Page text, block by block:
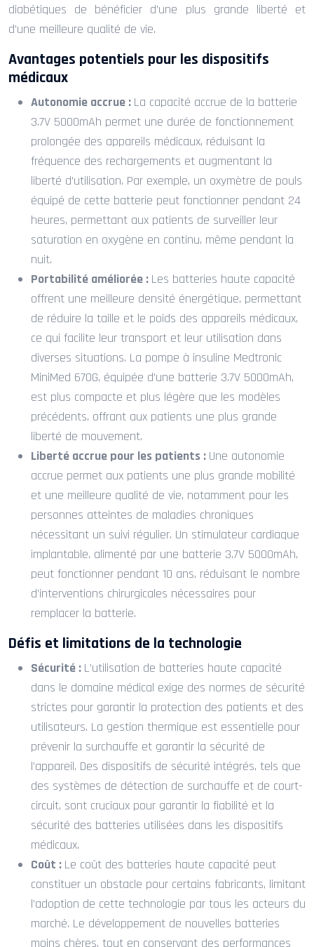
diabétiques de bénéficier d’une plus grande liberté et
d’une meilleure qualité de vie.
Avantages potentiels pour les dispositifs
médicaux
Autonomie accrue : La capacité accrue de la batterie
3.7V 5000mAh permet une durée de fonctionnement
prolongée des appareils médicaux, réduisant la
fréquence des rechargements et augmentant la
liberté d’utilisation. Par exemple, un oxymètre de pouls
équipé de cette batterie peut fonctionner pendant 24
heures, permettant aux patients de surveiller leur
saturation en oxygène en continu, même pendant la
nuit.
Portabilité améliorée : Les batteries haute capacité
offrent une meilleure densité énergétique, permettant
de réduire la taille et le poids des appareils médicaux,
ce qui facilite leur transport et leur utilisation dans
diverses situations. La pompe à insuline Medtronic
MiniMed 670G, équipée d’une batterie 3.7V 5000mAh,
est plus compacte et plus légère que les modèles
précédents, offrant aux patients une plus grande
liberté de mouvement.
Liberté accrue pour les patients : Une autonomie
accrue permet aux patients une plus grande mobilité
et une meilleure qualité de vie, notamment pour les
personnes atteintes de maladies chroniques
nécessitant un suivi régulier. Un stimulateur cardiaque
implantable, alimenté par une batterie 3.7V 5000mAh,
peut fonctionner pendant 10 ans, réduisant le nombre
d’interventions chirurgicales nécessaires pour
remplacer la batterie.
Défis et limitations de la technologie
Sécurité : L’utilisation de batteries haute capacité
dans le domaine médical exige des normes de sécurité
strictes pour garantir la protection des patients et des
utilisateurs. La gestion thermique est essentielle pour
prévenir la surchauffe et garantir la sécurité de
l’appareil. Des dispositifs de sécurité intégrés, tels que
des systèmes de détection de surchauffe et de court-
circuit, sont cruciaux pour garantir la fiabilité et la
sécurité des batteries utilisées dans les dispositifs
médicaux.
Coût : Le coût des batteries haute capacité peut
constituer un obstacle pour certains fabricants, limitant
l’adoption de cette technologie par tous les acteurs du
marché. Le développement de nouvelles batteries
moins chères, tout en conservant des performances